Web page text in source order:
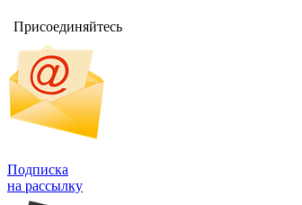
Присоединяйтесь
Подписка
на рассылку